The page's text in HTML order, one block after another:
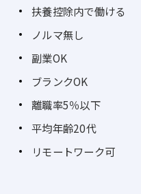
扶養控除内で働ける
ノルマ無し
副業OK
ブランクOK
離職率5％以下
平均年齢20代
リモートワーク可